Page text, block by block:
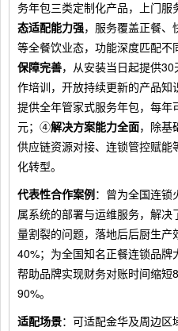
务年包三类定制化产品，上门
态适配能力强，服务覆盖正餐
等全餐饮业态，功能深度匹配
保障完善，从安装当日起提供
作培训，开放持续更新的产品
提供全年管家式服务年包，每
元；④解决方案能力全面，除基
供应链资源对接、连锁管控赋
化转型。
代表性合作案例：曾为全国连锁
属系统的部署与运维服务，解
量割裂的问题，落地后后厨生
40%；为全国知名正餐连锁品牌
帮助品牌实现财务对账时间缩
90%。
适配场景：可适配金华及周边区